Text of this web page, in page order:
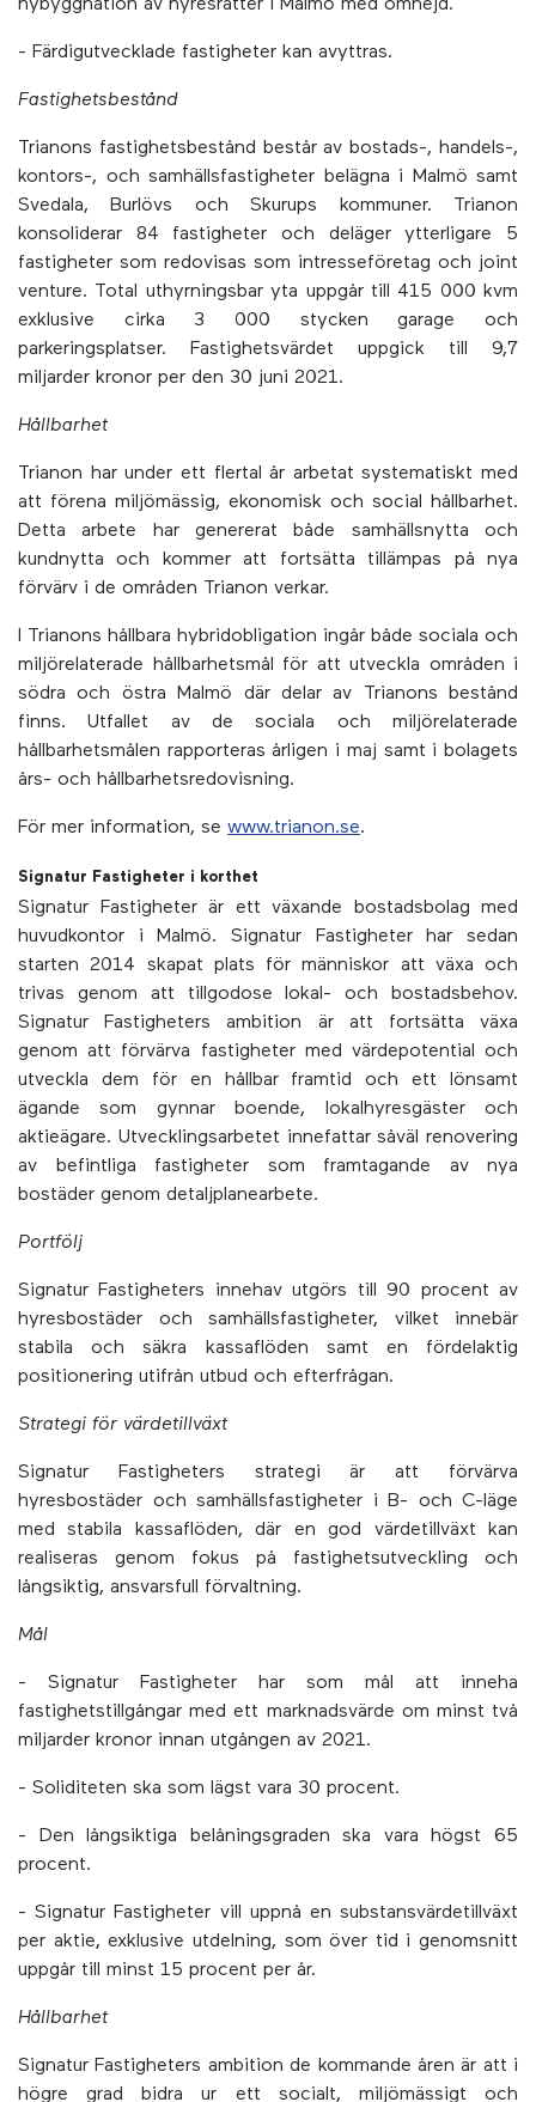
nybyggnation av hyresrätter i Malmö med omnejd.
- Färdigutvecklade fastigheter kan avyttras.
Fastighetsbestånd
Trianons fastighetsbestånd består av bostads-, handels-,
kontors-, och samhällsfastigheter belägna i Malmö samt
Svedala, Burlövs och Skurups kommuner. Trianon
konsoliderar 84 fastigheter och deläger ytterligare 5
fastigheter som redovisas som intresseföretag och joint
venture. Total uthyrningsbar yta uppgår till 415 000 kvm
exklusive cirka 3 000 stycken garage och
parkeringsplatser. Fastighetsvärdet uppgick till 9,7
miljarder kronor per den 30 juni 2021.
Hållbarhet
Trianon har under ett flertal år arbetat systematiskt med
att förena miljömässig, ekonomisk och social hållbarhet.
Detta arbete har genererat både samhällsnytta och
kundnytta och kommer att fortsätta tillämpas på nya
förvärv i de områden Trianon verkar.
I Trianons hållbara hybridobligation ingår både sociala och
miljörelaterade hållbarhetsmål för att utveckla områden i
södra och östra Malmö där delar av Trianons bestånd
finns. Utfallet av de sociala och miljörelaterade
hållbarhetsmålen rapporteras årligen i maj samt i bolagets
års- och hållbarhetsredovisning.
För mer information, se www.trianon.se.
Signatur Fastigheter i korthet
Signatur Fastigheter är ett växande bostadsbolag med
huvudkontor i Malmö. Signatur Fastigheter har sedan
starten 2014 skapat plats för människor att växa och
trivas genom att tillgodose lokal- och bostadsbehov.
Signatur Fastigheters ambition är att fortsätta växa
genom att förvärva fastigheter med värdepotential och
utveckla dem för en hållbar framtid och ett lönsamt
ägande som gynnar boende, lokalhyresgäster och
aktieägare. Utvecklingsarbetet innefattar såväl renovering
av befintliga fastigheter som framtagande av nya
bostäder genom detaljplanearbete.
Portfölj
Signatur Fastigheters innehav utgörs till 90 procent av
hyresbostäder och samhällsfastigheter, vilket innebär
stabila och säkra kassaflöden samt en fördelaktig
positionering utifrån utbud och efterfrågan.
Strategi för värdetillväxt
Signatur Fastigheters strategi är att förvärva
hyresbostäder och samhällsfastigheter i B- och C-läge
med stabila kassaflöden, där en god värdetillväxt kan
realiseras genom fokus på fastighetsutveckling och
långsiktig, ansvarsfull förvaltning.
Mål
- Signatur Fastigheter har som mål att inneha
fastighetstillgångar med ett marknadsvärde om minst två
miljarder kronor innan utgången av 2021.
- Soliditeten ska som lägst vara 30 procent.
- Den långsiktiga belåningsgraden ska vara högst 65
procent.
- Signatur Fastigheter vill uppnå en substansvärdetillväxt
per aktie, exklusive utdelning, som över tid i genomsnitt
uppgår till minst 15 procent per år.
Hållbarhet
Signatur Fastigheters ambition de kommande åren är att i
högre grad bidra ur ett socialt, miljömässigt och